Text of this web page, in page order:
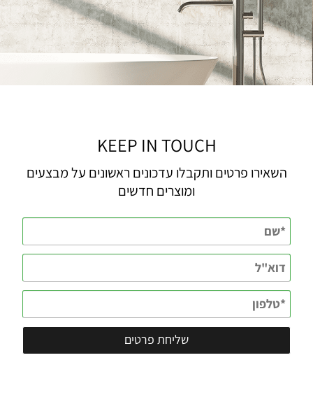
KEEP IN TOUCH
השאירו פרטים ותקבלו עדכונים ראשונים על מבצעים
ומוצרים חדשים